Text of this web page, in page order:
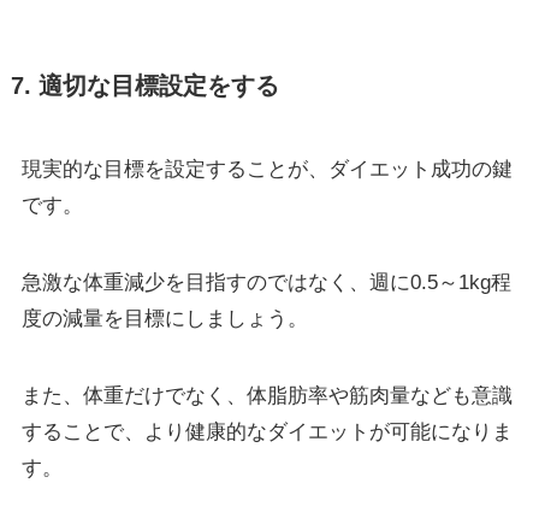
7. 適切な目標設定をする
現実的な目標を設定することが、ダイエット成功の鍵
です。
急激な体重減少を目指すのではなく、週に0.5～1kg程
度の減量を目標にしましょう。
また、体重だけでなく、体脂肪率や筋肉量なども意識
することで、より健康的なダイエットが可能になりま
す。